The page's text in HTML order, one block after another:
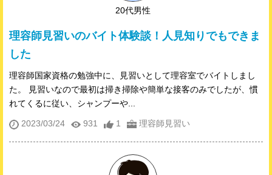
20代男性
理容師見習いのバイト体験談！人見知りでもできま
した
理容師国家資格の勉強中に、見習いとして理容室でバイトしまし
た。 見習いなので最初は掃き掃除や簡単な接客のみでしたが、慣
れてくるに従い、シャンプーや...
2023/03/24 931 1 理容師見習い